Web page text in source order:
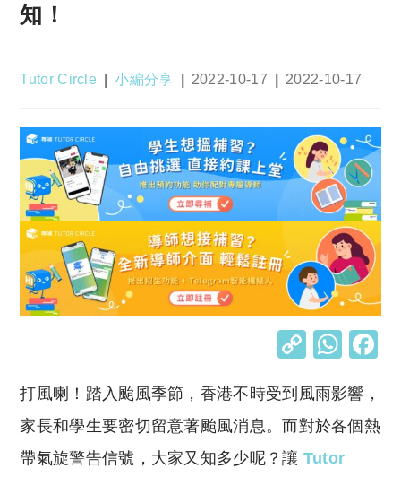
知！
Post
Tutor Circle
Post
小編分享
Post
2022-10-17
Post
2022-10-17
C
p
y
Li
W
at
s
打風喇！踏入颱風季節，香港不時受到風雨影響，
家長和學生要密切留意著颱風消息。而對於各個熱
帶氣旋警告信號，大家又知多少呢？讓 Tutor